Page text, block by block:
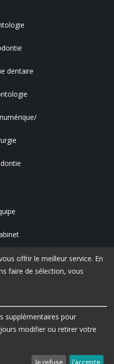
dentaire
offrir le meilleur service. En
faire de sélection, vous
supplémentaires pour
modifier ou retirer votre
Je refuse j'accepte